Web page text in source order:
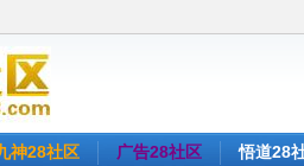
神28社区 广告28社区 悟道28